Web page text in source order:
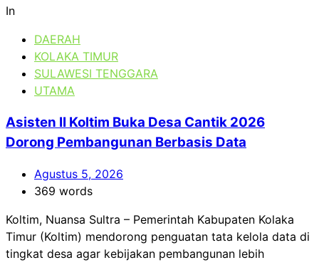
In
DAERAH
KOLAKA TIMUR
SULAWESI TENGGARA
UTAMA
Asisten II Koltim Buka Desa Cantik 2026
Dorong Pembangunan Berbasis Data
Agustus 5, 2026
369 words
Koltim, Nuansa Sultra – Pemerintah Kabupaten Kolaka
Timur (Koltim) mendorong penguatan tata kelola data di
tingkat desa agar kebijakan pembangunan lebih